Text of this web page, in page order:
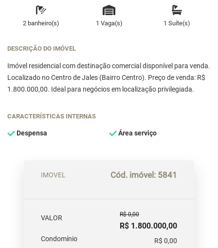
2 banheiro(s) 1 Vaga(s) 1 Suíte(s)
DESCRIÇÃO DO IMÓVEL
Imóvel residencial com destinação comercial disponível para venda.
Localizado no Centro de Jales (Bairro Centro). Preço de venda: R$
1.800.000,00. Ideal para negócios em localização privilegiada.
CARACTERÍSTICAS INTERNAS
Despensa Área serviço
IMOVEL Cód. imóvel: 5841
VALOR R$ 0,00
R$ 1.800.000,00
Condomínio
R$ 0,00